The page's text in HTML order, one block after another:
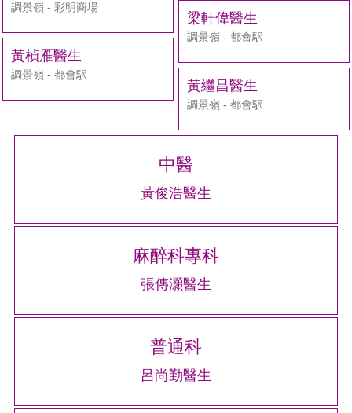
調景嶺 - 彩明商場
梁軒偉醫生
調景嶺 - 都會駅
黃楨雁醫生
調景嶺 - 都會駅
黃繼昌醫生
調景嶺 - 都會駅
中醫
黃俊浩醫生
麻醉科專科
張傳灝醫生
普通科
呂尚勤醫生